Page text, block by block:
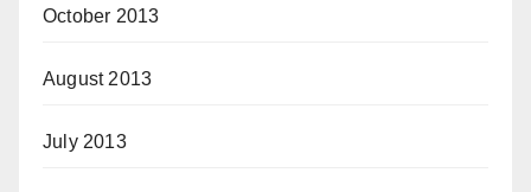
October 2013
August 2013
July 2013